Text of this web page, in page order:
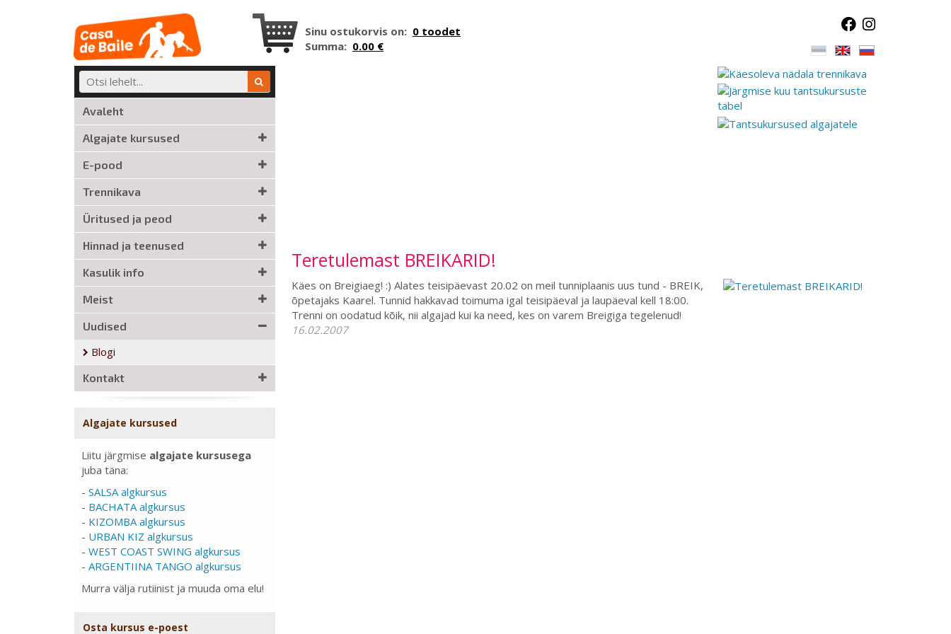
Sinu ostukorvis on: 0 toodet
Summa: 0.00 €
Avaleht
Algajate kursused
E-pood
Trennikava
Üritused ja peod
Hinnad ja teenused
Kasulik info
Meist
Uudised
Blogi
Kontakt
Algajate kursused
Liitu järgmise algajate kursusega
juba täna:
- SALSA algkursus
- BACHATA algkursus
- KIZOMBA algkursus
- URBAN KIZ algkursus
- WEST COAST SWING algkursus
- ARGENTIINA TANGO algkursus
Murra välja rutiinist ja muuda oma elu!
Osta kursus e-poest
Teretulemast BREIKARID!
Käes on Breigiaeg! :) Alates teisipäevast 20.02 on meil tunniplaanis uus tund - BREIK,
õpetajaks Kaarel. Tunnid hakkavad toimuma igal teisipäeval ja laupäeval kell 18:00.
Trenni on oodatud kõik, nii algajad kui ka need, kes on varem Breigiga tegelenud!
16.02.2007